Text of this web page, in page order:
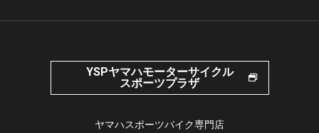
YSPヤマハモーターサイクル
スポーツプラザ
ヤマハスポーツバイク専門店